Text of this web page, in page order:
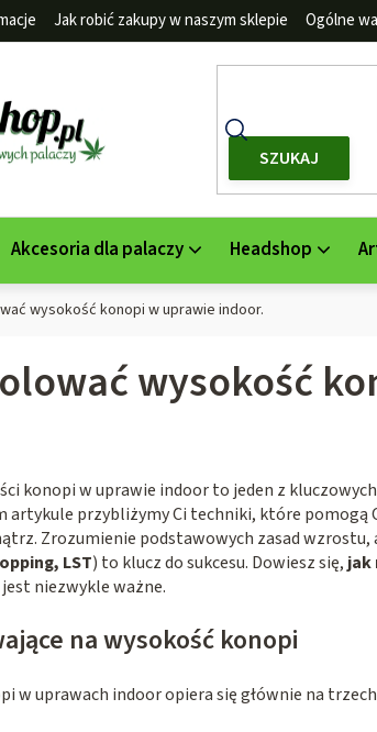
Jak robić zakupy w naszym sklepie Ogólne
SZUKAJ
Akcesoria dla palaczy Headshop
wysokość konopi w uprawie indoor.
wysokość
konopi w uprawie indoor to jeden z
artykule przybliżymy Ci techniki, które pomogą
Zrozumienie podstawowych zasad
LST) to klucz do sukcesu. Dowiesz się, jak
niezwykle ważne.
na wysokość konopi
w uprawach indoor opiera się głównie na